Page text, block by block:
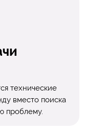
технические
вместо поиска
проблему.